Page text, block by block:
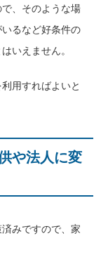
、そのような場
るなど好条件の
いえません。
用すればよいと
や法人に変
みですので、家